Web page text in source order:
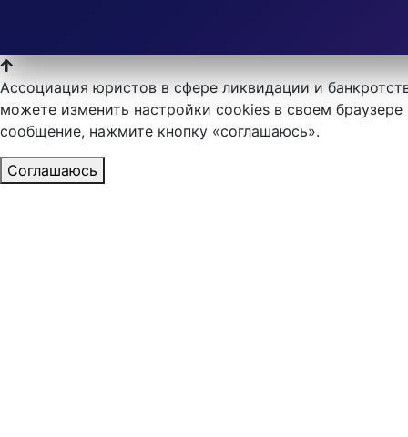
Ассоциация юристов в сфере ликвидации и
можете изменить настройки cookies в своем
сообщение, нажмите кнопку «соглашаюсь».
Соглашаюсь